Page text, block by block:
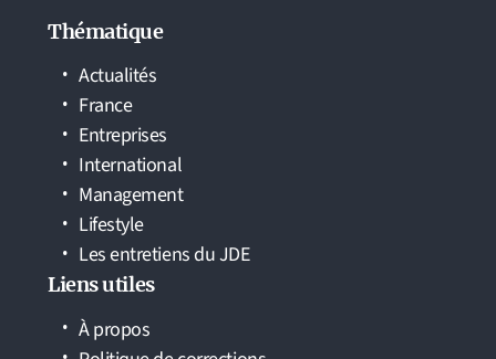
Thématique
Actualités
France
Entreprises
International
Management
Lifestyle
Les entretiens du JDE
Liens utiles
À propos